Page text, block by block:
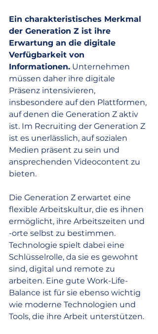
Ein charakteristisches Merkmal
der Generation Z ist ihre
Erwartung an die digitale
Verfügbarkeit von
Informationen. Unternehmen
müssen daher ihre digitale
Präsenz intensivieren,
insbesondere auf den Plattformen,
auf denen die Generation Z aktiv
ist. Im Recruiting der Generation Z
ist es unerlässlich, auf sozialen
Medien präsent zu sein und
ansprechenden Videocontent zu
bieten.
Die Generation Z erwartet eine
flexible Arbeitskultur, die es ihnen
ermöglicht, ihre Arbeitszeiten und
-orte selbst zu bestimmen.
Technologie spielt dabei eine
Schlüsselrolle, da sie es gewohnt
sind, digital und remote zu
arbeiten. Eine gute Work-Life-
Balance ist für sie ebenso wichtig
wie moderne Technologien und
Tools, die ihre Arbeit unterstützen.